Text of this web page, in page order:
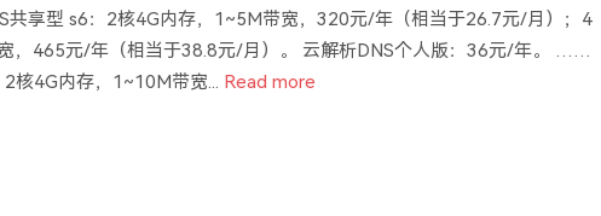
共享型 s6：2核4G内存，1~5M带宽，320元/年（相当于26.7元/月）；4
，465元/年（相当于38.8元/月）。 云解析DNS个人版：36元/年。 ……
核4G内存，1~10M带宽... Read more